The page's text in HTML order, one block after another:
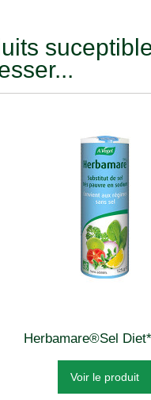
Herbamare®Sel
Voir le produit